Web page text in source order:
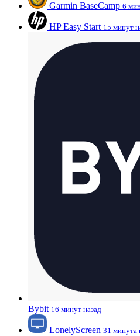
Garmin BaseCamp 6
HP Easy Start 15 минут
Bybit 16 минут назад
LonelyScreen 31 минута